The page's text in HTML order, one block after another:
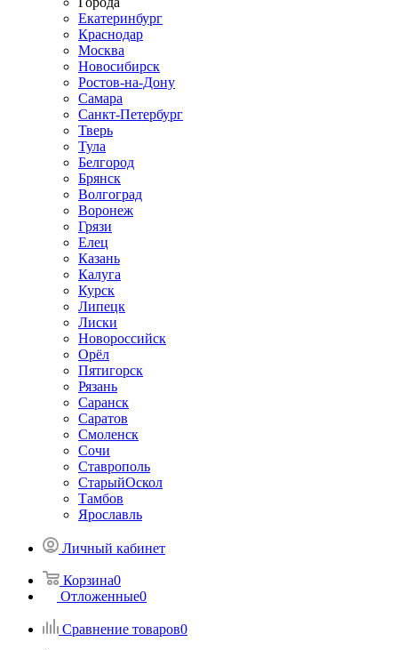
Екатеринбург
Краснодар
Москва
Новосибирск
Ростов-на-Дону
Самара
Санкт-Петербург
Тверь
Тула
Белгород
Брянск
Волгоград
Воронеж
Грязи
Елец
Казань
Калуга
Курск
Липецк
Лиски
Новороссийск
Орёл
Пятигорск
Рязань
Саранск
Саратов
Смоленск
Сочи
Ставрополь
СтарыйОскол
Тамбов
Ярославль
Личный кабинет
Корзина0
Отложенные0
Сравнение товаров0